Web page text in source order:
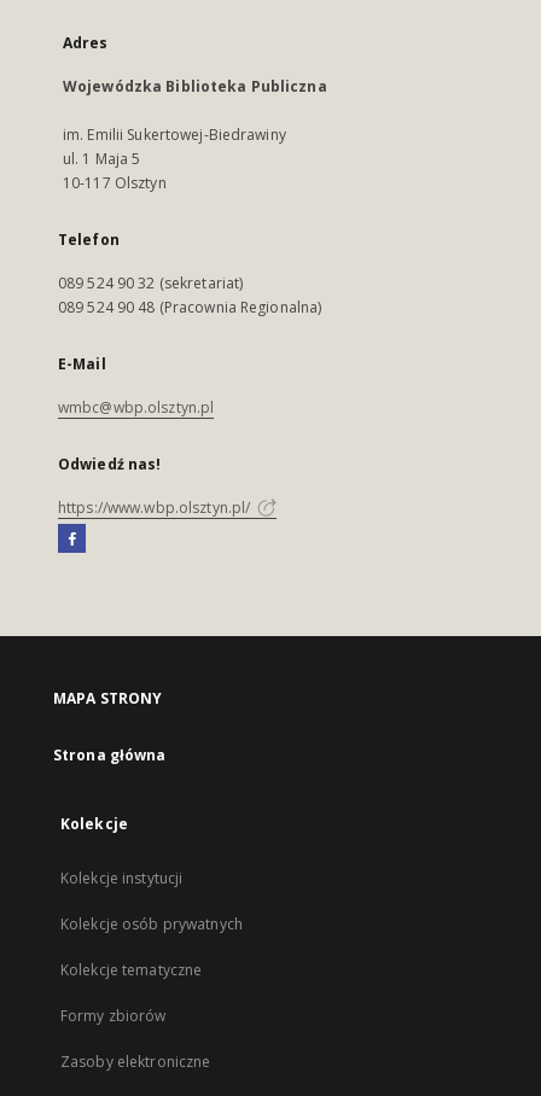
Adres
Wojewódzka Biblioteka Publiczna
im. Emilii Sukertowej-Biedrawiny
ul. 1 Maja 5
10-117 Olsztyn
Telefon
089 524 90 32 (sekretariat)
089 524 90 48 (Pracownia Regionalna)
E-Mail
wmbc@wbp.olsztyn.pl
Odwiedź nas!
https://www.wbp.olsztyn.pl/
MAPA STRONY
Strona główna
Kolekcje
Kolekcje instytucji
Kolekcje osób prywatnych
Kolekcje tematyczne
Formy zbiorów
Zasoby elektroniczne